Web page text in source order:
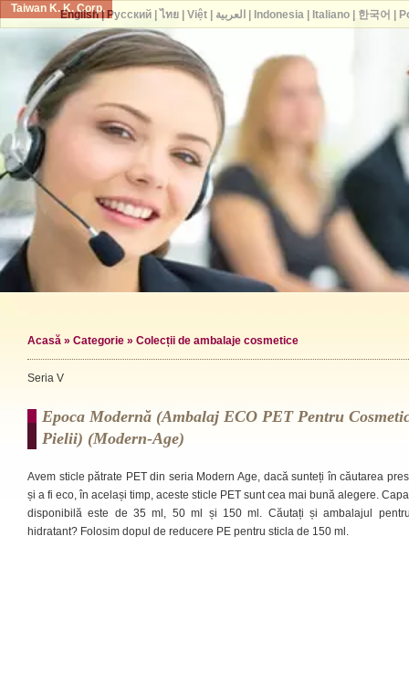
Taiwan K. K. Corp.
Acasă » Categorie » Colecții de ambalaje cosmetice
Seria V
Epoca Modernă (ambalaj ECO PET Pentru
Pielii) (modern-Age)
Avem sticle pătrate PET din seria Modern Age, dacă sunteți în căutarea
și a fi eco, în același timp, aceste sticle PET sunt cea mai bună alegere.
disponibilă este de 35 ml, 50 ml și 150 ml. Căutați și ambalajul
hidratant? Folosim dopul de reducere PE pentru sticla de 150 ml.
English| Русский| ไทย| Việt| العربية Indonesia| Italiano| 한국어